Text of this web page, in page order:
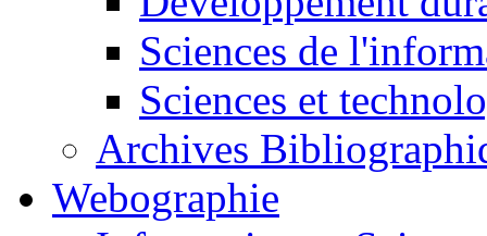
Sciences de
Sciences et
Archives
Webographie